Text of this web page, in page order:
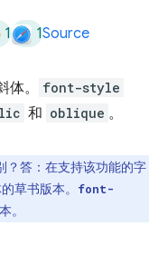
1 1Source
。 font-style
和 oblique 。
？答：在支持该功能的字
草书版本。
font-
。